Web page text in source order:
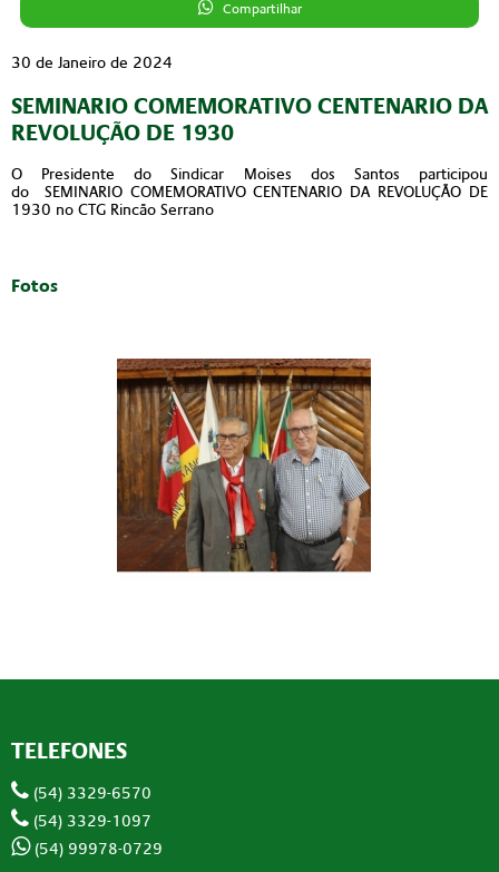
Compartilhar
30 de Janeiro de 2024
SEMINARIO COMEMORATIVO CENTENARIO DA
REVOLUÇÃO DE 1930
O Presidente do Sindicar Moises dos Santos participou
do SEMINARIO COMEMORATIVO CENTENARIO DA REVOLUÇÃO DE
1930 no CTG Rincão Serrano
Fotos
TELEFONES
(54) 3329-6570
(54) 3329-1097
(54) 99978-0729